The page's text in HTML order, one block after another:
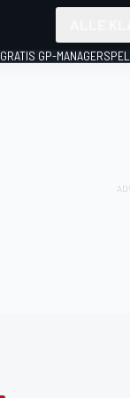
GRATIS GP-MANAGERSPEL